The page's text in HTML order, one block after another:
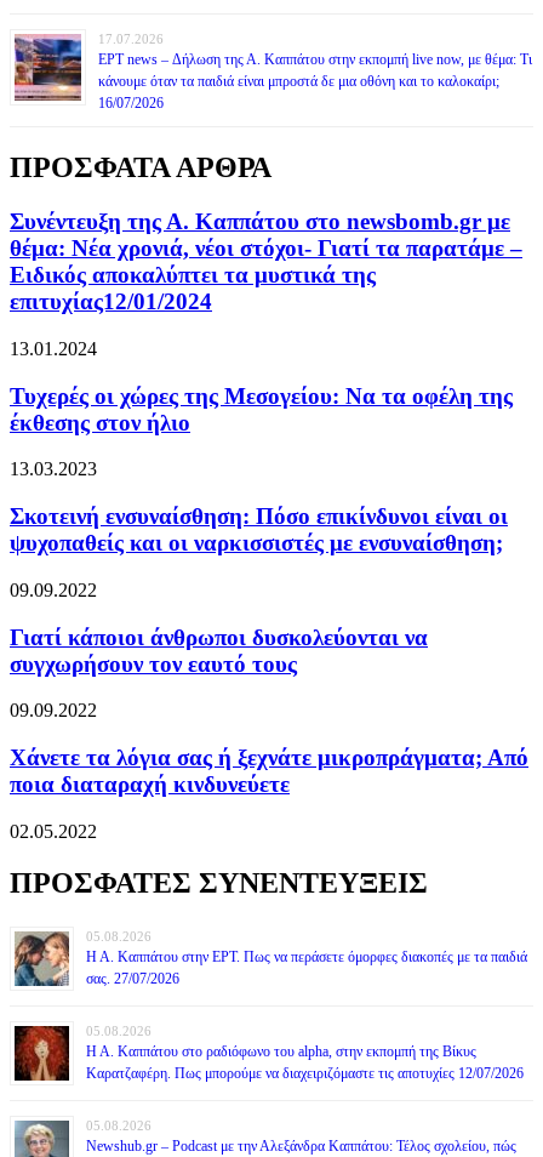
17.07.2026
ΕΡΤ news – Δήλωση της Α. Καππάτου στην εκπομπή live now, με θέμα: Τι
κάνουμε όταν τα παιδιά είναι μπροστά δε μια οθόνη και το καλοκαίρι;
16/07/2026
ΠΡΟΣΦΑΤΑ ΑΡΘΡΑ
Συνέντευξη της Α. Καππάτου στο newsbomb.gr με
θέμα: Νέα χρονιά, νέοι στόχοι- Γιατί τα παρατάμε –
Ειδικός αποκαλύπτει τα μυστικά της
επιτυχίας12/01/2024
13.01.2024
Τυχερές οι χώρες της Μεσογείου: Να τα οφέλη της
έκθεσης στον ήλιο
13.03.2023
Σκοτεινή ενσυναίσθηση: Πόσο επικίνδυνοι είναι οι
ψυχοπαθείς και οι ναρκισσιστές με ενσυναίσθηση;
09.09.2022
Γιατί κάποιοι άνθρωποι δυσκολεύονται να
συγχωρήσουν τον εαυτό τους
09.09.2022
Χάνετε τα λόγια σας ή ξεχνάτε μικροπράγματα; Από
ποια διαταραχή κινδυνεύετε
02.05.2022
ΠΡΟΣΦΑΤΕΣ ΣΥΝΕΝΤΕΥΞΕΙΣ
05.08.2026
Η Α. Καππάτου στην ΕΡΤ. Πως να περάσετε όμορφες διακοπές με τα παιδιά
σας. 27/07/2026
05.08.2026
Η Α. Καππάτου στο ραδιόφωνο του alpha, στην εκπομπή της Βίκυς
Καρατζαφέρη. Πως μπορούμε να διαχειριζόμαστε τις αποτυχίες 12/07/2026
05.08.2026
Newshub.gr – Podcast με την Αλεξάνδρα Καππάτου: Τέλος σχολείου, πώς